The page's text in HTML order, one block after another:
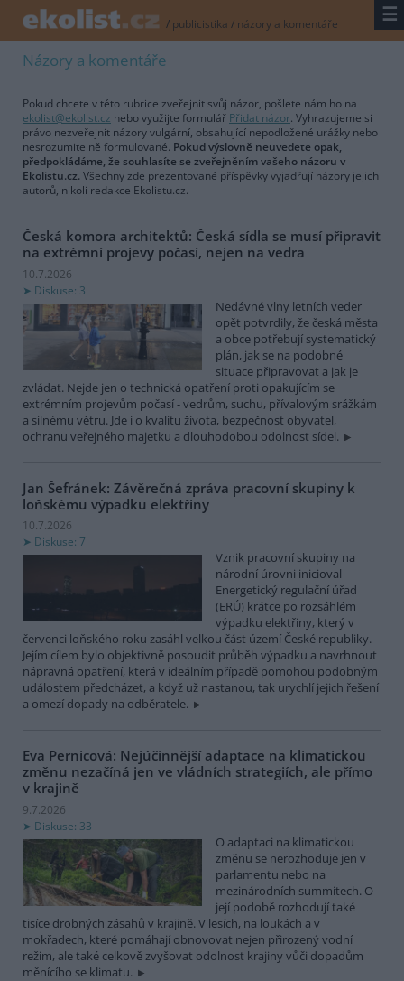
/ publicistika / názory a komentáře ☰
Názory a komentáře
Pokud chcete v této rubrice zveřejnit svůj názor, pošlete nám ho na
ekolist@ekolist.cz nebo využijte formulář Přidat názor. Vyhrazujeme si
právo nezveřejnit názory vulgární, obsahující nepodložené urážky nebo
nesrozumitelně formulované. Pokud výslovně neuvedete opak,
předpokládáme, že souhlasíte se zveřejněním vašeho názoru v
Ekolistu.cz. Všechny zde prezentované příspěvky vyjadřují názory jejich
autorů, nikoli redakce Ekolistu.cz.
Česká komora architektů: Česká sídla se musí připravit
na extrémní projevy počasí, nejen na vedra
10.7.2026
Diskuse: 3
Nedávné vlny letních veder
opět potvrdily, že česká města
a obce potřebují systematický
plán, jak se na podobné
situace připravovat a jak je
zvládat. Nejde jen o technická opatření proti opakujícím se
extrémním projevům počasí - vedrům, suchu, přívalovým srážkám
a silnému větru. Jde i o kvalitu života, bezpečnost obyvatel,
ochranu veřejného majetku a dlouhodobou odolnost sídel.
Jan Šefránek: Závěrečná zpráva pracovní skupiny k
loňskému výpadku elektřiny
10.7.2026
Diskuse: 7
Vznik pracovní skupiny na
národní úrovni inicioval
Energetický regulační úřad
(ERÚ) krátce po rozsáhlém
výpadku elektřiny, který v
červenci loňského roku zasáhl velkou část území České republiky.
Jejím cílem bylo objektivně posoudit průběh výpadku a navrhnout
nápravná opatření, která v ideálním případě pomohou podobným
událostem předcházet, a když už nastanou, tak urychlí jejich řešení
a omezí dopady na odběratele.
Eva Pernicová: Nejúčinnější adaptace na klimatickou
změnu nezačíná jen ve vládních strategiích, ale přímo
v krajině
9.7.2026
Diskuse: 33
O adaptaci na klimatickou
změnu se nerozhoduje jen v
parlamentu nebo na
mezinárodních summitech. O
její podobě rozhodují také
tisíce drobných zásahů v krajině. V lesích, na loukách a v
mokřadech, které pomáhají obnovovat nejen přirozený vodní
režim, ale také celkově zvyšovat odolnost krajiny vůči dopadům
měnícího se klimatu.